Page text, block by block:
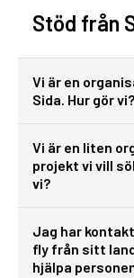
Stöd från
Vi är en
Sida. Hur gör vi?
Vi är en liten
projekt vi vill
vi?
Jag har
fly från sitt
hjälpa